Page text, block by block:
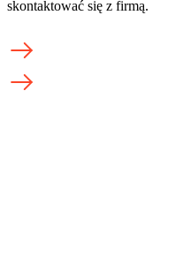
skontaktować się z firmą.